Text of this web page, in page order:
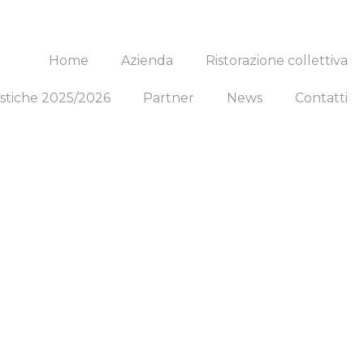
Home Azienda Ristorazione collettiva
2025/2026 Partner News Contatti